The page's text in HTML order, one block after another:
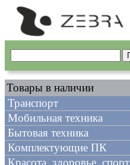
Товары в наличии
Транспорт
Мобильная техника
Бытовая техника
Комплектующие ПК
Красота, здоровье, спорт